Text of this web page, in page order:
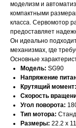
моделизм и
компактными
класса. Сервомотор
предоставляет
Он идеально
механизмах, где
Основные
Модель: SG90
Напряжение
Крутящий момент:
Скорость
Угол поворота:
Тип мотора:
Размеры: 22.2 x